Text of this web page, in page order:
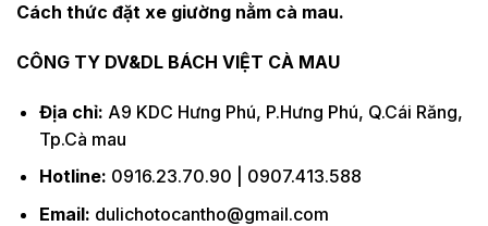
Cách thức đặt xe giường nằm cà mau.
CÔNG TY DV&DL BÁCH VIỆT CÀ MAU
Địa chỉ: A9 KDC Hưng Phú, P.Hưng Phú, Q.Cái Răng,
Tp.Cà mau
Hotline: 0916.23.70.90 | 0907.413.588
Email: dulichotocantho@gmail.com